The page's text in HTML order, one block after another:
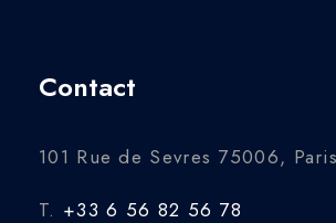
Contact
101 Rue de Sevres 75006, Paris
T. +33 6 56 82 56 78